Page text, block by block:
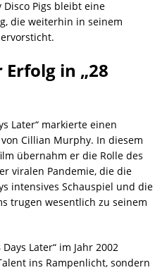
Pigs bleibt eine
die weiterhin in seinem
in „28
Later“ markierte einen
Cillian Murphy. In diesem
übernahm er die Rolle des
viralen Pandemie, die die
intensives Schauspiel und die
trugen wesentlich zu seinem
Later“ im Jahr 2002
ins Rampenlicht, sondern